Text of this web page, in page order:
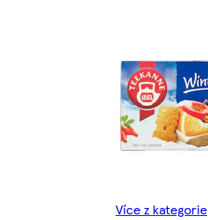
Více z kategorie